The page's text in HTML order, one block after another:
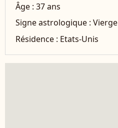
Âge :37 ans
Signe astrologique :Vierge
Résidence : Etats-Unis